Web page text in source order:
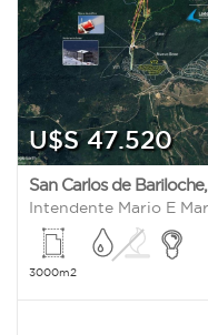
U$S 47.520
San Carlos de Bariloche,
3000m2